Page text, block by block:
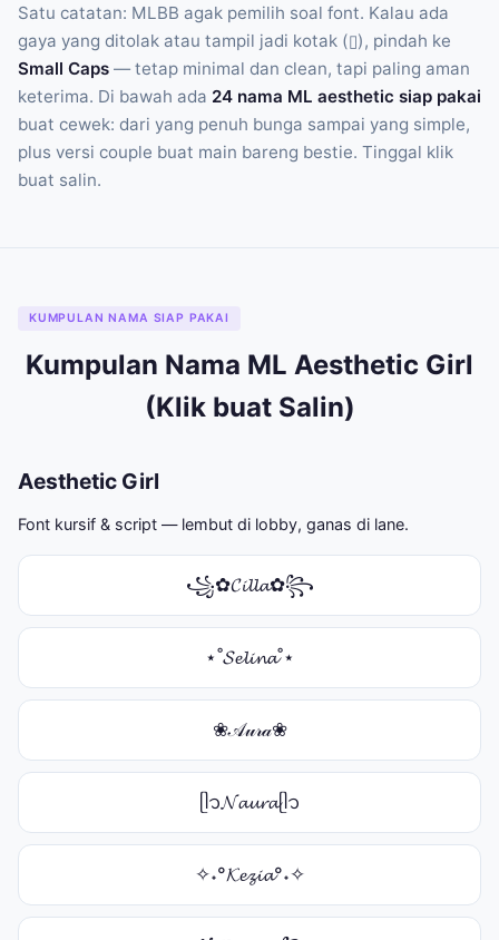
Satu catatan: MLBB agak pemilih soal font. Kalau ada
gaya yang ditolak atau tampil jadi kotak (▯), pindah ke
Small Caps — tetap minimal dan clean, tapi paling aman
keterima. Di bawah ada 24 nama ML aesthetic siap pakai
buat cewek: dari yang penuh bunga sampai yang simple,
plus versi couple buat main bareng bestie. Tinggal klik
buat salin.
KUMPULAN NAMA SIAP PAKAI
Kumpulan Nama ML Aesthetic Girl
(Klik buat Salin)
Aesthetic Girl
Font kursif & script — lembut di lobby, ganas di lane.
꧁✿𝓒𝓲𝓵𝓵𝓪✿꧂
⋆˚𝓢𝓮𝓵𝓲𝓷𝓪˚⋆
❀𝒜𝓊𝓇𝒶❀
ᥫ᭡𝓝𝓪𝓾𝓻𝓪ᥫ᭡
✧˖°𝓚𝓮𝔃𝓲𝓪°˖✧